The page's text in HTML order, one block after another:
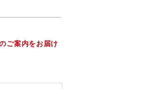
ご案内をお届け